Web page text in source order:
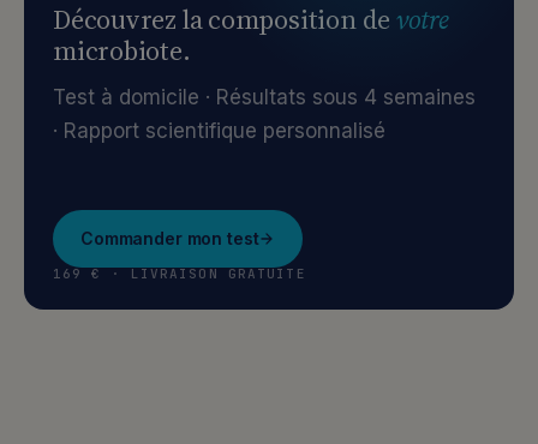
Découvrez la composition de votre
microbiote.
Test à domicile · Résultats sous 4 semaines
· Rapport scientifique personnalisé
Commander mon test
169 € · LIVRAISON GRATUITE